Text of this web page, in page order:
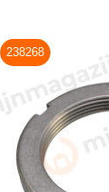
238268